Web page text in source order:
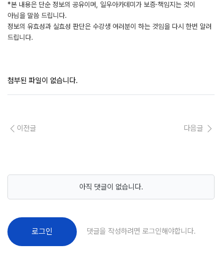
*본 내용은 단순 정보의 공유이며, 일우아카데미가 보증·책임지는 것이
아님을 말씀 드립니다.
정보의 유효성과 실효성 판단은 수강생 여러분이 하는 것임을 다시 한번 알려
드립니다.
첨부된 파일이 없습니다.
이전글 다음글
아직 댓글이 없습니다.
로그인 댓글을 작성하려면 로그인해야합니다.